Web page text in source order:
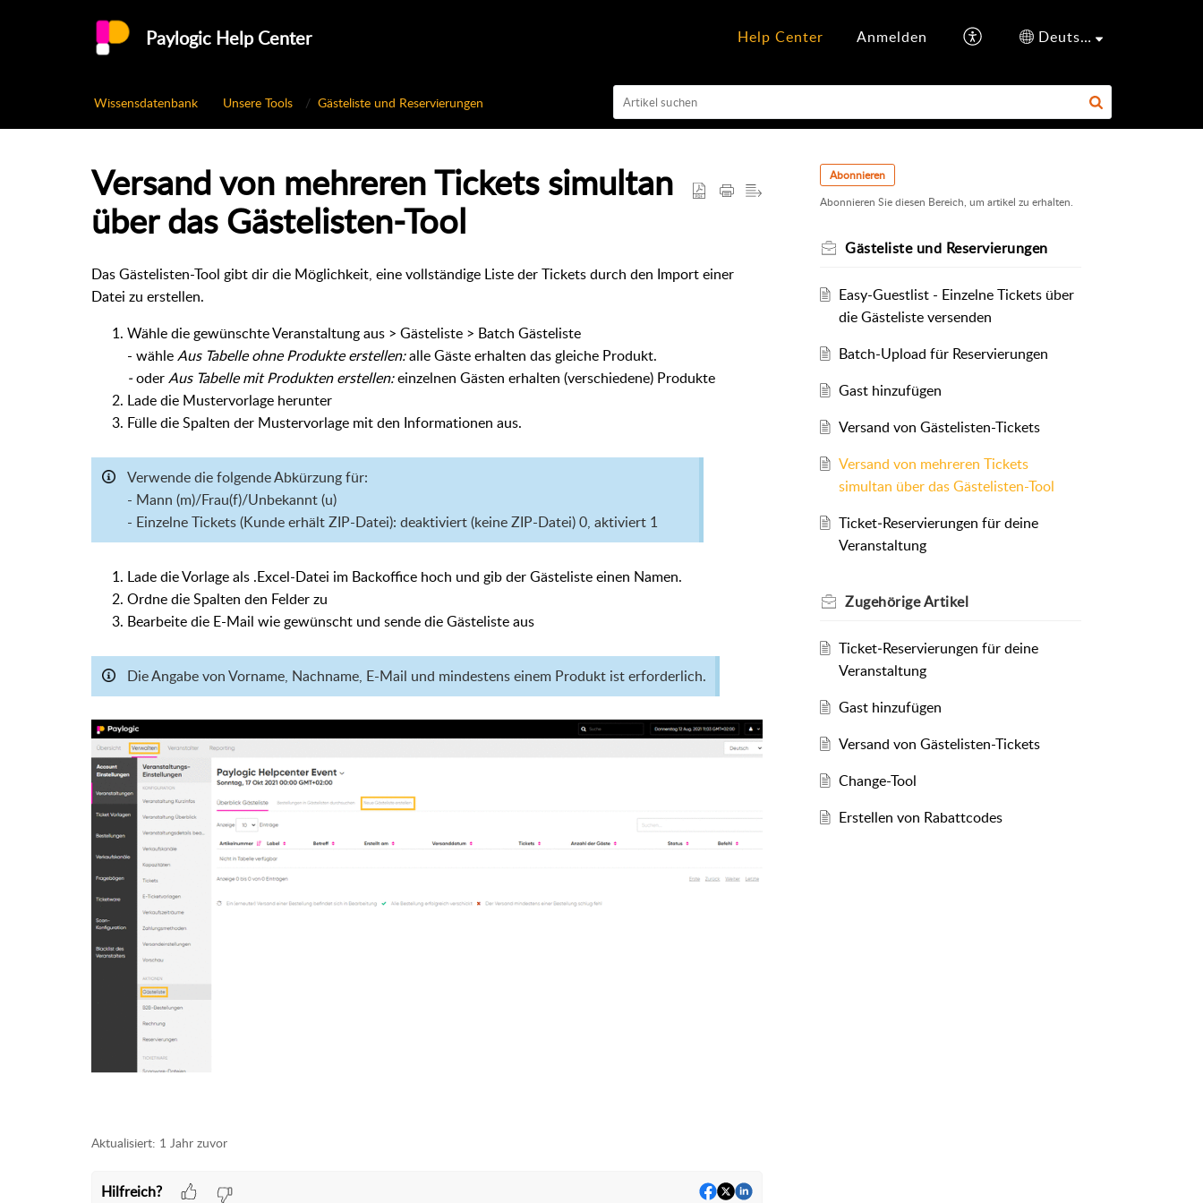
Paylogic Help Center Help Center Anmelden Deutsch
Wissensdatenbank Unsere Tools Gästeliste und Reservierungen
Versand von mehreren Tickets simultan
über das Gästelisten-Tool
Das Gästelisten-Tool gibt dir die Möglichkeit, eine vollständige Liste der Tickets durch den Import einer
Datei zu erstellen.
Wähle die gewünschte Veranstaltung aus > Gästeliste > Batch Gästeliste
- wähleAus Tabelle ohne Produkte erstellen:alle Gäste erhalten das gleiche Produkt.
-oderAus Tabelle mit Produkten erstellen:einzelnen Gästen erhalten (verschiedene) Produkte
Lade die Mustervorlage herunter
Fülle die Spalten der Mustervorlage mit den Informationen aus.
Verwende die folgende Abkürzung für:
- Mann (m)/Frau(f)/Unbekannt (u)
- Einzelne Tickets (Kunde erhält ZIP-Datei): deaktiviert (keine ZIP-Datei) 0, aktiviert 1
Lade die Vorlage als .Excel-Datei im Backoffice hoch und gib der Gästeliste einen Namen.
Ordne die Spalten den Felder zu
Bearbeite die E-Mail wie gewünscht und sende die Gästeliste aus
Die Angabe von Vorname, Nachname, E-Mail und mindestens einem Produkt ist erforderlich.
Aktualisiert: 1 Jahr zuvor
Hilfreich?
Abonnieren
Abonnieren Sie diesen Bereich, um artikel zu erhalten.
Gästeliste und Reservierungen
Easy-Guestlist - Einzelne Tickets über
die Gästeliste versenden
Batch-Upload für Reservierungen
Gast hinzufügen
Versand von Gästelisten-Tickets
Versand von mehreren Tickets
simultan über das Gästelisten-Tool
Ticket‑Reservierungen für deine
Veranstaltung
ZugehörigeArtikel
Ticket‑Reservierungen für deine
Veranstaltung
Gast hinzufügen
Versand von Gästelisten-Tickets
Change-Tool
Erstellen von Rabattcodes